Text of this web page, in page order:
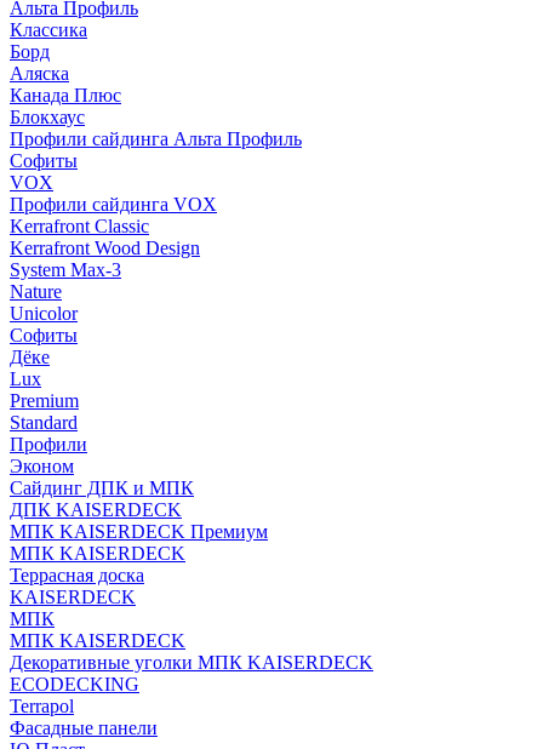
Альта Профиль
Классика
Борд
Аляска
Канада Плюс
Блокхаус
Профили сайдинга Альта Профиль
Софиты
VOX
Профили сайдинга VOX
Kerrafront Classic
Kerrafront Wood Design
System Max-3
Nature
Unicolor
Софиты
Дёке
Lux
Premium
Standard
Профили
Эконом
Сайдинг ДПК и МПК
ДПК KAISERDECK
МПК KAISERDECK Премиум
МПК KAISERDECK
Террасная доска
KAISERDECK
МПК
МПК KAISERDECK
Декоративные уголки МПК KAISERDECK
ECODECKING
Terrapol
Фасадные панели